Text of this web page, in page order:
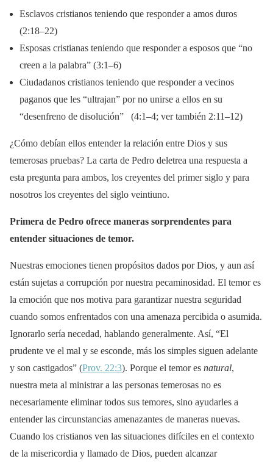
Esclavos cristianos teniendo que responder a amos duros
(2:18–22)
Esposas cristianas teniendo que responder a esposos que “no
creen a la palabra” (3:1–6)
Ciudadanos cristianos teniendo que responder a vecinos
paganos que les “ultrajan” por no unirse a ellos en su
“desenfreno de disolución” (4:1–4; ver también 2:11–12)
¿Cómo debían ellos entender la relación entre Dios y sus
temerosas pruebas? La carta de Pedro deletrea una respuesta a
esta pregunta para ambos, los creyentes del primer siglo y para
nosotros los creyentes del siglo veintiuno.
Primera de Pedro ofrece maneras sorprendentes para
entender situaciones de temor.
Nuestras emociones tienen propósitos dados por Dios, y aun así
están sujetas a corrupción por nuestra pecaminosidad. El temor es
la emoción que nos motiva para garantizar nuestra seguridad
cuando somos enfrentados con una amenaza percibida o asumida.
Ignorarlo sería necedad, hablando generalmente. Así, “El
prudente ve el mal y se esconde, más los simples siguen adelante
y son castigados” (Prov. 22:3). Porque el temor es natural,
nuestra meta al ministrar a las personas temerosas no es
necesariamente eliminar todos sus temores, sino ayudarles a
entender las circunstancias amenazantes de maneras nuevas.
Cuando los cristianos ven las situaciones difíciles en el contexto
de la misericordia y llamado de Dios, pueden alcanzar